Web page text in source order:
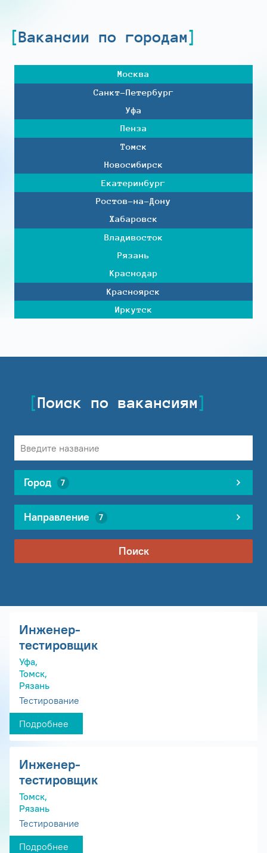
Вакансии по городам
Москва
Санкт-Петербург
Уфа
Пенза
Томск
Новосибирск
Екатеринбург
Ростов-на-Дону
Хабаровск
Владивосток
Рязань
Краснодар
Красноярск
Иркутск
Поиск по вакансиям
Город 7
Направление 7
Поиск
Инженер-
тестировщик
Уфа,
Томск,
Рязань
Тестирование
Подробнее
Инженер-
тестировщик
Томск,
Рязань
Тестирование
Подробнее